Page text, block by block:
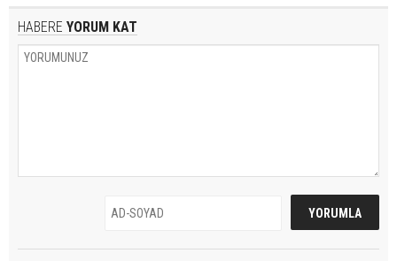
HABERE YORUM KAT